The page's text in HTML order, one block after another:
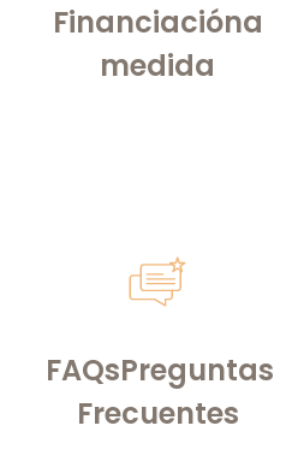
Financiacióna
medida
FAQsPreguntas
Frecuentes